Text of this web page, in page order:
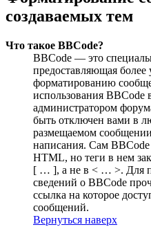
создаваемых тем
Что такое BBCode?
BBCode — это
предоставляющая
форматированию
использования BBCode
администратором
быть отключен вами в
размещаемом
написания. Сам
HTML, но теги в нем
[ … ], а не в < … >. Для
сведений о BBCode
ссылка на которое
сообщений.
Вернуться наверх